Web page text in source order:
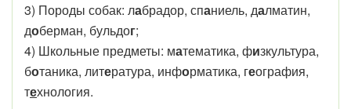
3) Породы собак: лабрадор, спаниель, далматин,
доберман, бульдог;
4) Школьные предметы: математика, физкультура,
ботаника, литература, информатика, география,
технология.